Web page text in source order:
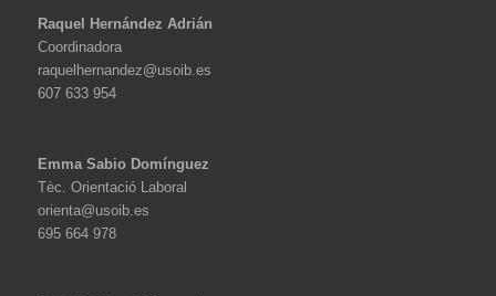
Raquel Hernández Adrián
Coordinadora
raquelhernandez@usoib.es
607 633 954
Emma Sabio Domínguez
Tèc. Orientació Laboral
orienta@usoib.es
695 664 978